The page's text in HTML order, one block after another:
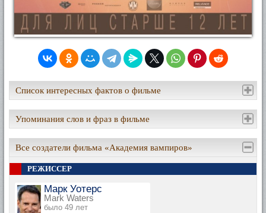
Список интересных фактов о фильме
Упоминания слов и фраз в фильме
Все создатели фильма «Академия вампиров»
РЕЖИССЕР
Марк Уотерс
Mark Waters
было 49 лет